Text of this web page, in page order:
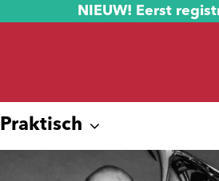
NIEUW! Eerst
Praktisch